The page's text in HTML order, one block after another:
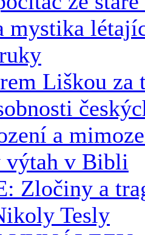
mystika
Liškou za
a
výtah v Bibli
Zločiny a
Tesly